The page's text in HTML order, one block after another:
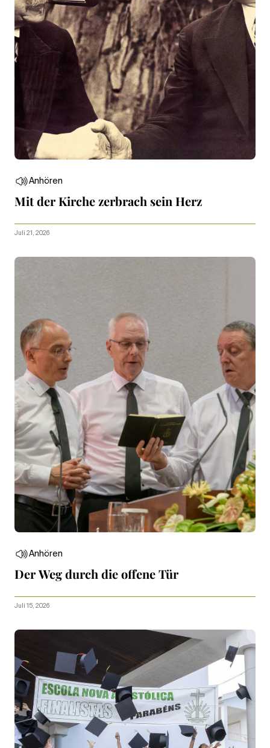
Anhören
Mit der Kirche zerbrach sein Herz
Juli 21, 2026
Anhören
Der Weg durch die offene Tür
Juli 15, 2026